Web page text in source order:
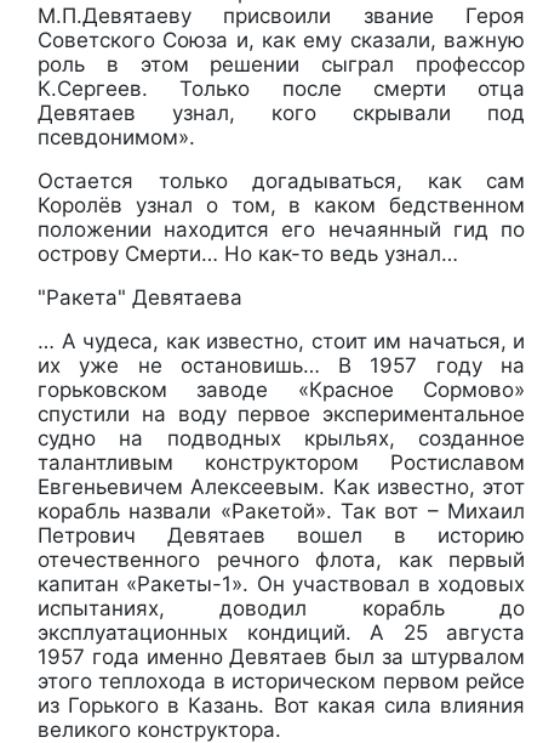
М.П.Девятаеву присвоили звание Героя
Советского Союза и, как ему сказали, важную
роль в этом решении сыграл профессор
К.Сергеев. Только после смерти отца
Девятаев узнал, кого скрывали под
псевдонимом».
Остается только догадываться, как сам
Королёв узнал о том, в каком бедственном
положении находится его нечаянный гид по
острову Смерти… Но как-то ведь узнал…
"Ракета" Девятаева
… А чудеса, как известно, стоит им начаться, и
их уже не остановишь… В 1957 году на
горьковском заводе «Красное Сормово»
спустили на воду первое экспериментальное
судно на подводных крыльях, созданное
талантливым конструктором Ростиславом
Евгеньевичем Алексеевым. Как известно, этот
корабль назвали «Ракетой». Так вот – Михаил
Петрович Девятаев вошел в историю
отечественного речного флота, как первый
капитан «Ракеты-1». Он участвовал в ходовых
испытаниях, доводил корабль до
эксплуатационных кондиций. А 25 августа
1957 года именно Девятаев был за штурвалом
этого теплохода в историческом первом рейсе
из Горького в Казань. Вот какая сила влияния
великого конструктора.